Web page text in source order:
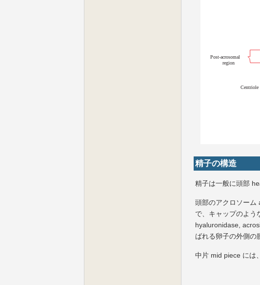
精子の構造
精子は一般に頭部
頭部のアクロソーム
で、キャップのよう
hyaluronidase,
ばれる卵子の外側の
中片 mid piece には